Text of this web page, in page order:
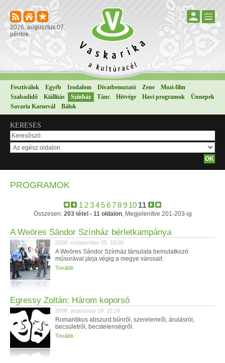
2026. augusztus 07.
péntek
Fesztiválok Egyéb Irodalom Divatbemutató Zene
Mozi-film
Szabadidő
Kiállítás Színház Tánc Hétvége Havi programok
Ünnepek
Savaria Karnevál
Bálok
KERESÉS
PROGRAMOK
1 23456789 10 11
Összesen: 203 tétel - 11 oldalon, Megjelenítve 201-203-ig
A Weöres Sándor Színház bérletkampánya
2008. szeptember 05. 10:00
A Weöres Sándor Színház társulata bemutatkozó
műsorával járja végig a megye városait.
Tovább
Egressy Zoltán: Három koporsó
2008. augusztus 19. 15:16
Romantikus abszurd bűnről, szerelemről, árulásról,
becsületről, becstelenségről.
Tovább